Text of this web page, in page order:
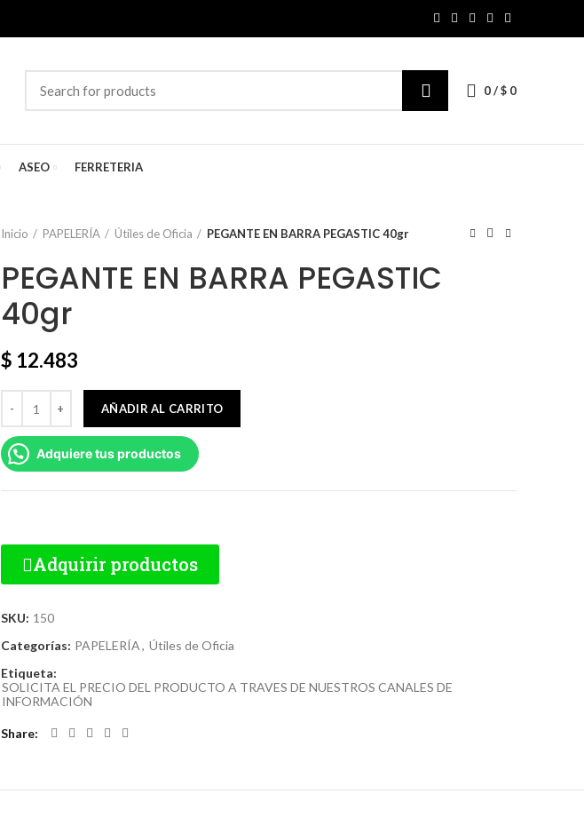
0/$ 0
ASEO FERRETERIA
Inicio
PAPELERÍA Útiles de Oficia PEGANTE EN BARRA PEGASTIC 40gr
PEGANTE EN BARRA PEGASTIC
40gr
$ 12.483
AÑADIR AL CARRITO
Adquiere tus productos
Adquirir productos
SKU: 150
Categorías: PAPELERÍA, Útiles de Oficia
Etiqueta:
SOLICITA EL PRECIO DEL PRODUCTO A TRAVES DE NUESTROS CANALES DE
INFORMACIÓN
Share